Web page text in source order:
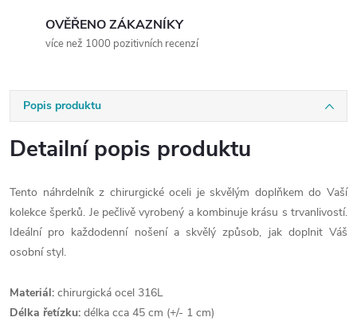
OVĚŘENO ZÁKAZNÍKY
více než 1000 pozitivních recenzí
Popis produktu
Detailní popis produktu
Tento náhrdelník z chirurgické oceli je skvělým doplňkem do Vaší
kolekce šperků. Je pečlivě vyrobený a kombinuje krásu s trvanlivostí.
Ideální pro každodenní nošení a skvělý způsob, jak doplnit Váš
osobní styl.
Materiál: chirurgická ocel 316L
Délka řetízku: délka cca 45 cm (+/- 1 cm)